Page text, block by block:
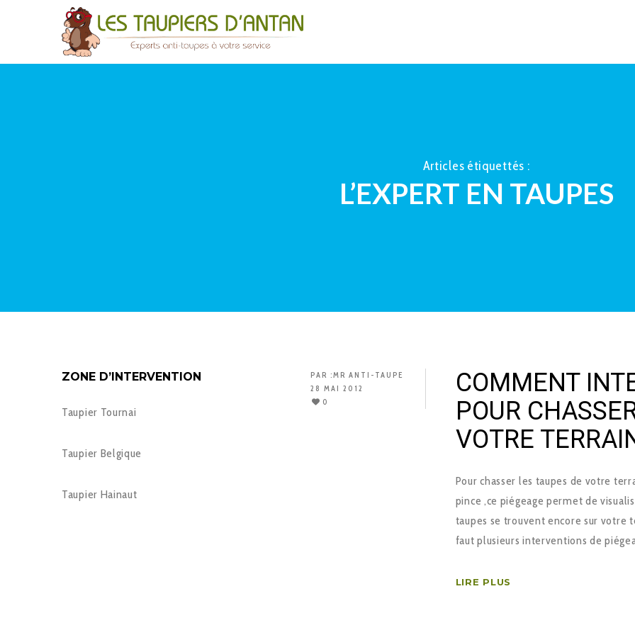
Articles étiquettés :
L’EXPERT EN TAUPES
PAR :MR ANTI-TAUPE
28 MAI 2012
0
COMMENT
POUR
VOTRE
Pour chasser les taupes de votre
pince ,ce piégeage permet de
taupes se trouvent encore sur votre
faut plusieurs interventions de
LIRE PLUS
ZONE D’INTERVENTION
Taupier Tournai
Taupier Belgique
Taupier Hainaut